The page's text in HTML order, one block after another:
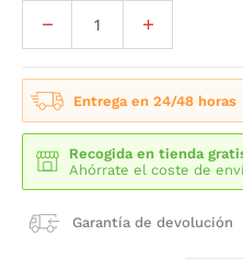
Entrega en 24/48 horas
Recogida en tienda
Ahórrate el coste de
Garantía de devolución